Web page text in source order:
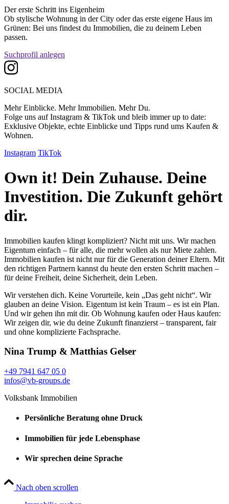
Der erste Schritt ins Eigenheim
Ob stylische Wohnung in der City oder das erste eigene Haus im
Grünen: Bei uns findest du Immobilien, die zu deinem Leben
passen.
Suchprofil anlegen
SOCIAL MEDIA
Mehr Einblicke. Mehr Immobilien. Mehr Du.
Folge uns auf Instagram & TikTok und bleib immer up to date:
Exklusive Objekte, echte Einblicke und Tipps rund ums Kaufen &
Wohnen.
Instagram TikTok
Own it! Dein Zuhause. Deine
Investition. Die Zukunft gehört
dir.
Immobilien kaufen klingt kompliziert? Nicht mit uns. Wir machen
Eigentum einfach – für alle, die mehr wollen als nur Miete zahlen.
Immobilien kaufen ist nicht nur für die Generation deiner Eltern. Mit
den richtigen Partnern kannst du heute den ersten Schritt machen –
für deine Freiheit, deine Sicherheit, dein Leben.
Wir verstehen dich. Keine Vorurteile, kein „Das geht nicht“. Wir
glauben an deine Vision. Eigentum ist kein Traum – es ist ein Plan.
Und wir gehen ihn mit dir. Ob Wohnung kaufen oder Haus kaufen:
Wir zeigen dir, wie du deine Zukunft finanzierst – transparent, fair
und ohne komplizierte Fachsprache.
Nina Trump & Matthias Gelser
+49 7941 647 05 0
infos@vb-groups.de
Volksbank Immobilien
Persönliche Beratung ohne Druck
Immobilien für jede Lebensphase
Wir sprechen deine Sprache
Nach oben scrollen